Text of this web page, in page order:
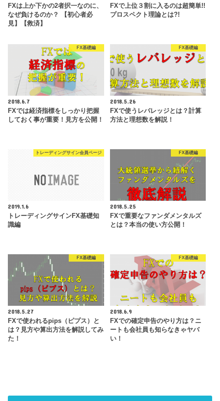
FXは上か下かの2者択一なのに、
なぜ負けるのか？ 【初心者必
見】【救済】
FXで上位３割に入るのは超簡単!!
プロスペクト理論とは?!
FX基礎編
2018.6.7
FXでは経済指標をしっかり把握
しておく事が重要！見方を公開！
FX基礎編
2018.5.26
FXで使うレバレッジとは？計算
方法と理想数を解説！
トレーディングサイン会員ページ
2019.1.6
トレーディングサインFX基礎知
識編
FX基礎編
2018.5.25
FXで重要なファンダメンタルズ
とは？本当の使い方公開！
FX基礎編
2018.5.27
FXで使われるpips（ピプス）と
は？見方や算出方法を解説してみ
た！
FX基礎編
2018.6.9
FXでの確定申告のやり方は？ニ
ートも会社員も知らなきゃヤバ
い！